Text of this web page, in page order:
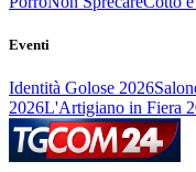
Eventi
Identità Golose 2026
2026L'Artigiano in Fiera